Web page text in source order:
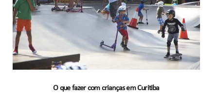
O que fazer com crianças em Curitiba